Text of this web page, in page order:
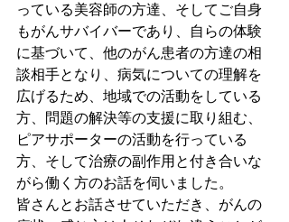
っている美容師の方達、そしてご自身
もがんサバイバーであり、自らの体験
に基づいて、他のがん患者の方達の相
談相手となり、病気についての理解を
広げるため、地域での活動をしている
方、問題の解決等の支援に取り組む、
ピアサポーターの活動を行っている
方、そして治療の副作用と付き合いな
がら働く方のお話を伺いました。
皆さんとお話させていただき、がんの